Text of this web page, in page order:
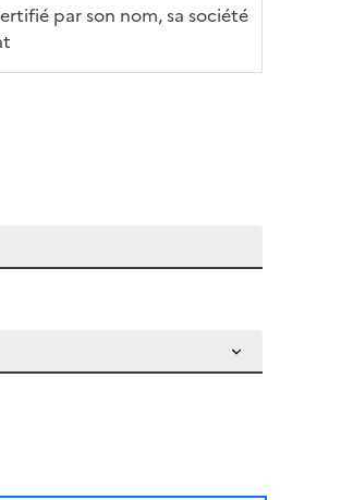
par son nom, sa société